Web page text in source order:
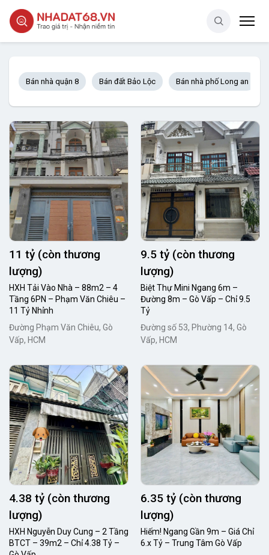
Bán nhà quận 8 Bán đất Bảo Lộc Bán nhà phố Long an
11 tỷ (còn thương
lượng)
HXH Tải Vào Nhà – 88m2 – 4
Tầng 6PN – Phạm Văn Chiêu –
11 Tỷ Nhỉnh
Đường Phạm Văn Chiêu, Gò
Vấp, HCM
9.5 tỷ (còn thương
lượng)
Biệt Thự Mini Ngang 6m –
Đường 8m – Gò Vấp – Chỉ 9.5
Tỷ
Đường số 53, Phường 14, Gò
Vấp, HCM
4.38 tỷ (còn thương
lượng)
HXH Nguyễn Duy Cung – 2 Tầng
BTCT – 39m2 – Chỉ 4.38 Tỷ –
6.35 tỷ (còn thương
lượng)
Hiếm! Ngang Gần 9m – Giá Chỉ
6.x Tỷ – Trung Tâm Gò Vấp